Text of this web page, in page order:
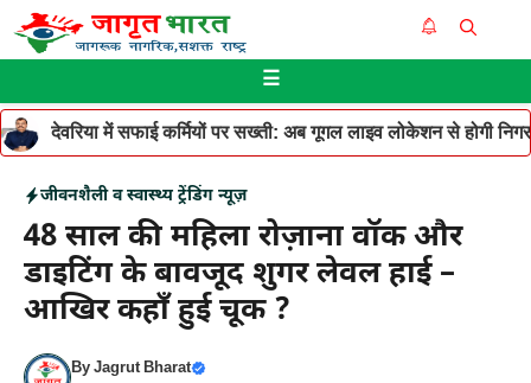
Skip
to
☰
देवरिया में सफाई कर्मियों पर सख्ती: अब गूगल लाइव लोकेशन से होगी
जीवनशैली व स्वास्थ्य ट्रेंडिंग न्यूज़
48 साल की महिला रोज़ाना वॉक और
डाइटिंग के बावजूद शुगर लेवल हाई –
आखिर कहाँ हुई चूक ?
ByJagrut Bharat